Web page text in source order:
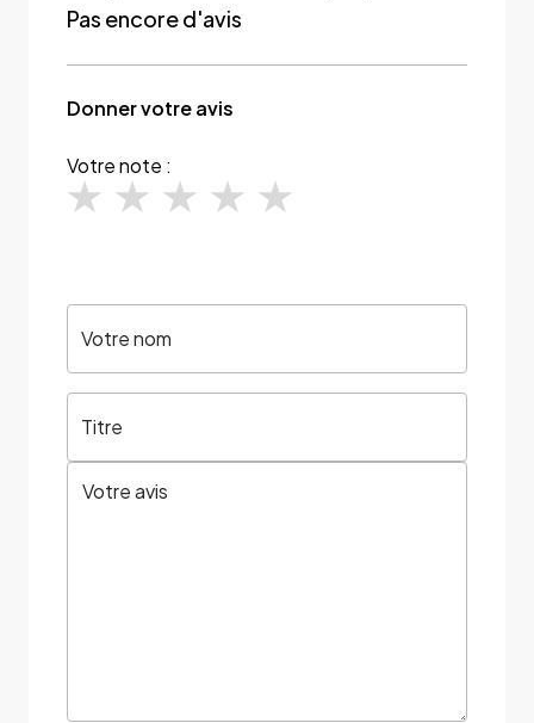
Pas encore d'avis
Donner votre avis
Votre note :
Votre nom
Titre